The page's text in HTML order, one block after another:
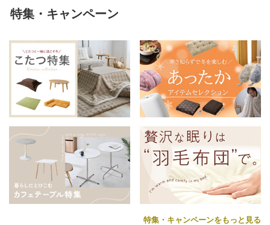
特集・キャンペーン
特集・キャンペーンをもっと見る